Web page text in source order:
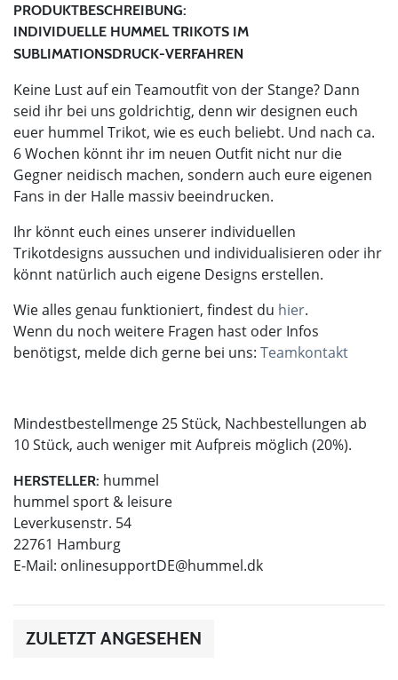
PRODUKTBESCHREIBUNG:
INDIVIDUELLE HUMMEL TRIKOTS IM
SUBLIMATIONSDRUCK-VERFAHREN
Keine Lust auf ein Teamoutfit von der Stange? Dann
seid ihr bei uns goldrichtig, denn wir designen euch
euer hummel Trikot, wie es euch beliebt. Und nach ca.
6 Wochen könnt ihr im neuen Outfit nicht nur die
Gegner neidisch machen, sondern auch eure eigenen
Fans in der Halle massiv beeindrucken.
Ihr könnt euch eines unserer individuellen
Trikotdesigns aussuchen und individualisieren oder ihr
könnt natürlich auch eigene Designs erstellen.
Wie alles genau funktioniert, findest du hier.
Wenn du noch weitere Fragen hast oder Infos
benötigst, melde dich gerne bei uns: Teamkontakt
Mindestbestellmenge 25 Stück, Nachbestellungen ab
10 Stück, auch weniger mit Aufpreis möglich (20%).
HERSTELLER: hummel
hummel sport & leisure
Leverkusenstr. 54
22761 Hamburg
E-Mail: onlinesupportDE@hummel.dk
ZULETZT ANGESEHEN